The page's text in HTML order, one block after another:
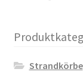
Strandkörbe